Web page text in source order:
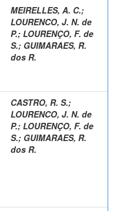
MEIRELLES, A. C.;
LOURENCO, J. N. de
P.; LOURENÇO, F. de
S.; GUIMARAES, R.
dos R.
CASTRO, R. S.;
LOURENCO, J. N. de
P.; LOURENÇO, F. de
S.; GUIMARAES, R.
dos R.